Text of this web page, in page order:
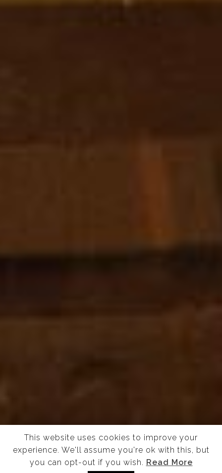
This website uses cookies to improve your
experience. We'll assume you're ok with this, but
you can opt-out if you wish. Read More